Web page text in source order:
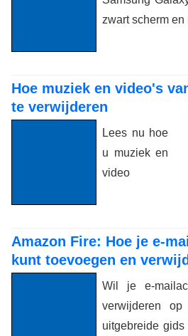
zwart scherm
Hoe muziek en video's
te verwijderen
Lees nu hoe
u muziek en
video
Amazon Fire: Hoe je e-
kunt toevoegen en
Wil je e-
verwijderen
uitgebreide